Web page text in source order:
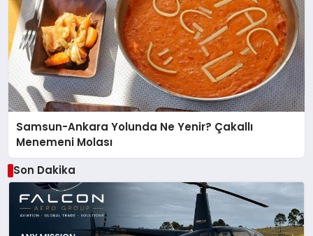
Samsun-Ankara Yolunda Ne Yenir? Çakallı
Menemeni Molası
Son Dakika